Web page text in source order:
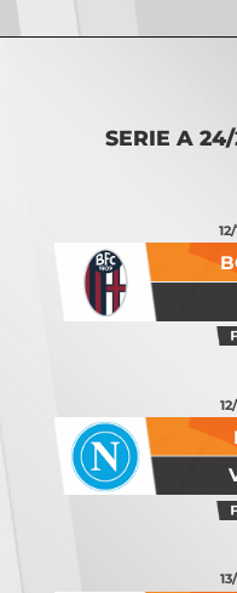
SERIE A